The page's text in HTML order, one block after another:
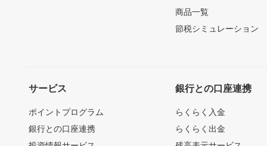
商品一覧
節税シミュレーション
サービス
ポイントプログラム
銀行との口座連携
銀行との口座連携
らくらく入金
らくらく出金